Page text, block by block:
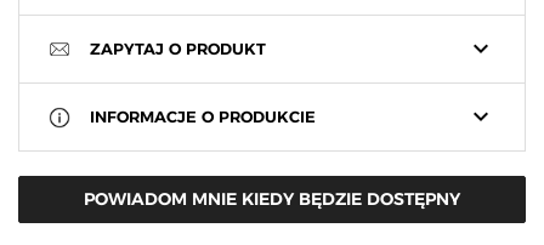
keyboard_arrow_down
ZAPYTAJ O PRODUKT
keyboard_arrow_down
INFORMACJE O PRODUKCIE
POWIADOM MNIE KIEDY BĘDZIE DOSTĘPNY